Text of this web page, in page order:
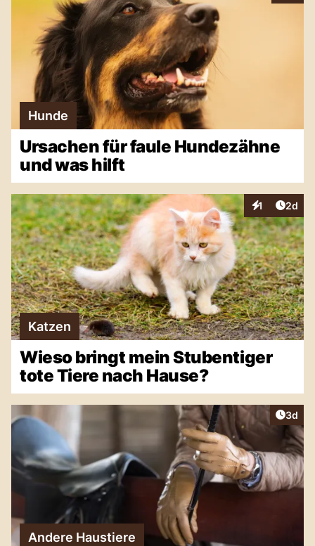
Hunde
Ursachen für faule Hundezähne
und was hilft
1
Interaktionen
2d
Katzen
Wieso bringt mein Stubentiger
tote Tiere nach Hause?
3d
Andere Haustiere